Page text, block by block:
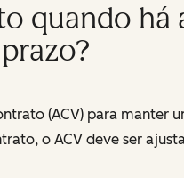
quando há
(ACV) para manter
o ACV deve ser